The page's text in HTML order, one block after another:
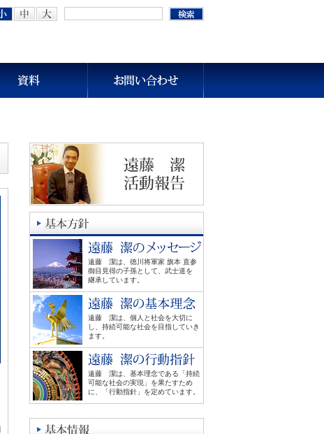
遠藤 潔は、徳川将軍家 旗本 直参
御目見得の子孫として、武士道を
継承しています。
遠藤 潔は、個人と社会を大切に
し、持続可能な社会を目指していき
ます。
遠藤 潔は、基本理念である「持続
可能な社会の実現」を果たすため
に、「行動指針」を定めています。